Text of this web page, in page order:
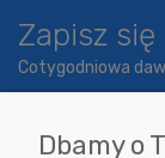
Zapisz
Cotygodniowa
Dbamy o